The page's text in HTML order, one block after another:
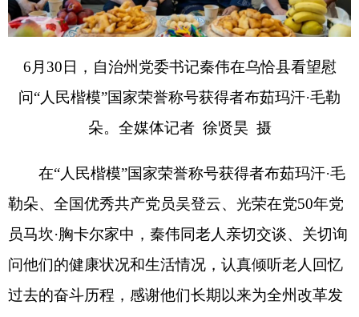
勒朵、全国优秀共产党员吴登云、光荣在党50年党
员马坎·胸卡尔家中，秦伟同老人亲切交谈、关切询
问他们的健康状况和生活情况，认真倾听老人回忆
展稳定各项事业作出的贡献，衷心祝愿老人健康长
寿、生活幸福、万事如意。秦伟指出，老党员是党
色血脉，传承红色基因，从老党员的奋斗经历和先
进事迹中汲取奋进力量，不忘初心、牢记使命，奋
力推动中国式现代化克州实践。希望老党员们保重
身体，继续发光发热，积极为克州发展贡献智慧和
力量。